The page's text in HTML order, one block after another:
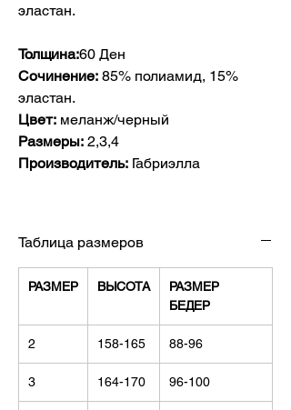
эластан.
Толщина:60 Ден
Сочинение: 85% полиамид, 15%
эластан.
Цвет: меланж/черный
Размеры: 2,3,4
Производитель: Габриэлла
Таблица размеров
РАЗМЕР ВЫСОТА
РАЗМЕР
БЕДЕР
2 158-165 88-96
3 164-170 96-100